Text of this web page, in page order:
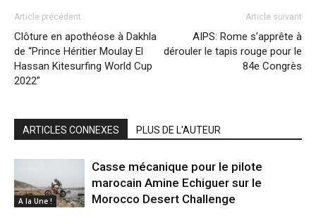
Article précédent
Clôture en apothéose à Dakhla
de “Prince Héritier Moulay El
Hassan Kitesurfing World Cup
2022”
Article suivant
AIPS: Rome s’apprête à
dérouler le tapis rouge pour le
84e Congrès
ARTICLES CONNEXES PLUS DE L'AUTEUR
A la Une !
Casse mécanique pour le pilote
marocain Amine Echiguer sur le
Morocco Desert Challenge